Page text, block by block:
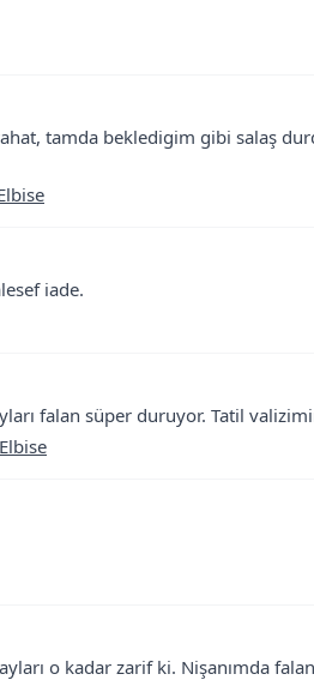
tamda bekledigim gibi salaş
iade.
falan süper duruyor. Tatil
o kadar zarif ki. Nişanımda